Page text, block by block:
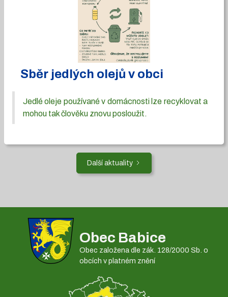
Sběr jedlých olejů v obci
Jedlé oleje používané v domácnosti lze recyklovat a
mohou tak člověku znovu posloužit.
Další aktuality
Obec Babice
Obec založena dle zák. 128/2000 Sb. o
obcích v platném znění